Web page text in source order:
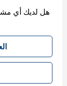
هل لديك أي